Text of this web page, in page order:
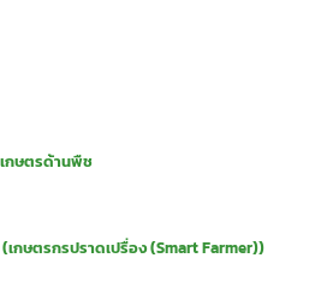
เกษตรด้านพืช
กษตรกรปราดเปรื่อง (Smart Farmer))